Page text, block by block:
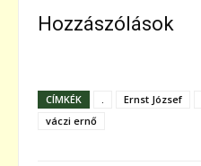
Hozzászólások
CÍMKÉK Ernst József
váczi ernő